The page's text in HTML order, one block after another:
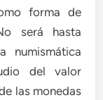
forma de
será hasta
numismática
del valor
las monedas